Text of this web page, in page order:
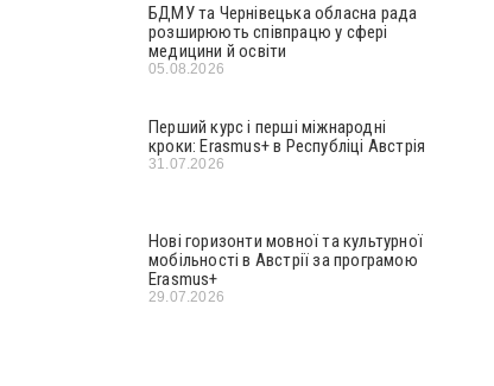
БДМУ та Чернівецька обласна рада
розширюють співпрацю у сфері
медицини й освіти
05.08.2026
Перший курс і перші міжнародні
кроки: Erasmus+ в Республіці Австрія
31.07.2026
Нові горизонти мовної та культурної
мобільності в Австрії за програмою
Erasmus+
29.07.2026